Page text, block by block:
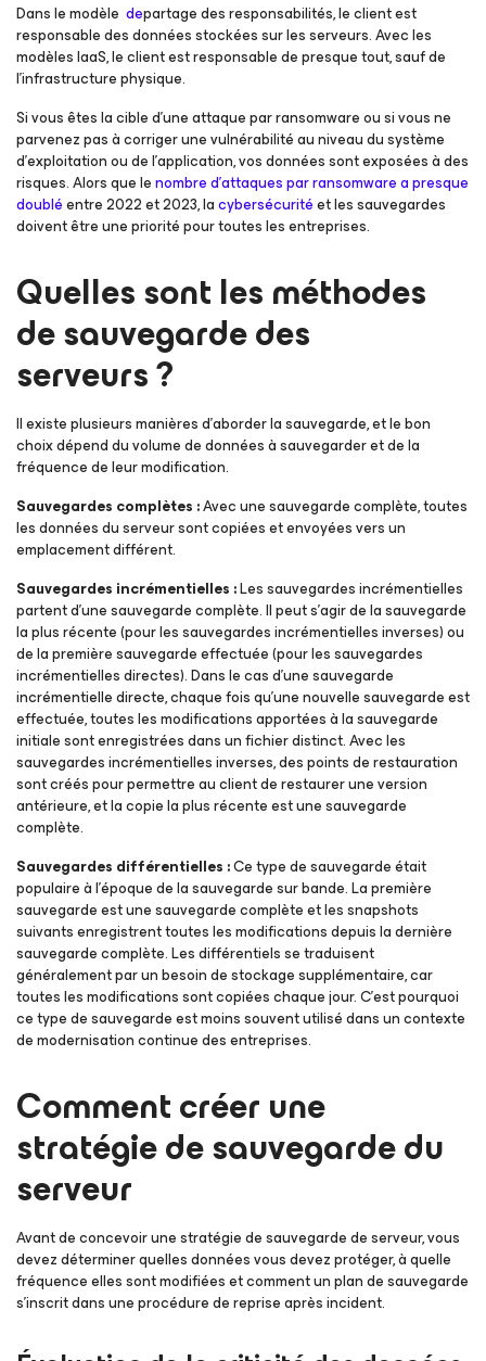
Dans le modèle departage des responsabilités, le client est
responsable des données stockées sur les serveurs. Avec les
modèles IaaS, le client est responsable de presque tout, sauf de
l’infrastructure physique.
Si vous êtes la cible d’une attaque par ransomware ou si vous ne
parvenez pas à corriger une vulnérabilité au niveau du système
d’exploitation ou de l’application, vos données sont exposées à des
risques. Alors que lenombre d’attaques par ransomware a presque
doubléentre 2022 et 2023, lacybersécuritéet les sauvegardes
doivent être une priorité pour toutes les entreprises.
Quelles sont les méthodes
de sauvegarde des
serveurs ?
Il existe plusieurs manières d’aborder la sauvegarde, et le bon
choix dépend du volume de données à sauvegarder et de la
fréquence de leur modification.
Sauvegardes complètes :Avec une sauvegarde complète, toutes
les données du serveur sont copiées et envoyées vers un
emplacement différent.
Sauvegardes incrémentielles :Les sauvegardes incrémentielles
partent d’une sauvegarde complète. Il peut s’agir de la sauvegarde
la plus récente (pour les sauvegardes incrémentielles inverses) ou
de la première sauvegarde effectuée (pour les sauvegardes
incrémentielles directes). Dans le cas d’une sauvegarde
incrémentielle directe, chaque fois qu’une nouvelle sauvegarde est
effectuée, toutes les modifications apportées à la sauvegarde
initiale sont enregistrées dans un fichier distinct. Avec les
sauvegardes incrémentielles inverses, des points de restauration
sont créés pour permettre au client de restaurer une version
antérieure, et la copie la plus récente est une sauvegarde
complète.
Sauvegardes différentielles :Ce type de sauvegarde était
populaire à l’époque de la sauvegarde sur bande. La première
sauvegarde est une sauvegarde complète et les snapshots
suivants enregistrent toutes les modifications depuis la dernière
sauvegarde complète. Les différentiels se traduisent
généralement par un besoin de stockage supplémentaire, car
toutes les modifications sont copiées chaque jour. C’est pourquoi
ce type de sauvegarde est moins souvent utilisé dans un contexte
de modernisation continue des entreprises.
Comment créer une
stratégie de sauvegarde du
serveur
Avant de concevoir une stratégie de sauvegarde de serveur, vous
devez déterminer quelles données vous devez protéger, à quelle
fréquence elles sont modifiées et comment un plan de sauvegarde
s’inscrit dans une procédure de reprise après incident.